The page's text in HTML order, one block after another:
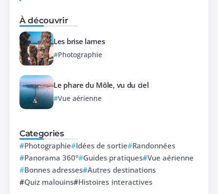
À découvrir
Les brise lames
Photographie
Le phare du Môle, vu du ciel
Vue aérienne
Categories
Photographie Idées de sortie Randonnées
Panorama 360° Guides pratiques Vue aérienne
Bonnes adresses Autres destinations
Quiz malouins Histoires interactives